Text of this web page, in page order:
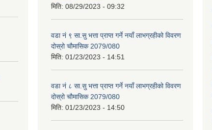
मिति: 08/29/2023 - 09:32
वडा नं ९ सा.सु भत्ता प्राप्त गर्ने नयाँ लाभग्रहीको विवरण
दोस्रो चौमासिक 2079/080
मिति: 01/23/2023 - 14:51
वडा नं ८ सा.सु भत्ता प्राप्त गर्ने नयाँ लाभग्रहीको विवरण
दोस्रो चौमासिक 2079/080
मिति: 01/23/2023 - 14:50